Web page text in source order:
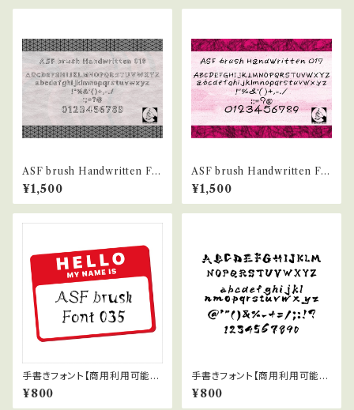
ASF brush Handwritten Fo
nt 018
¥1,500
ASF brush Handwritten Fo
nt 017
¥1,500
手書きフォント【商用利用可能】0
35
¥800
手書きフォント【商用利用可能】0
28
¥800